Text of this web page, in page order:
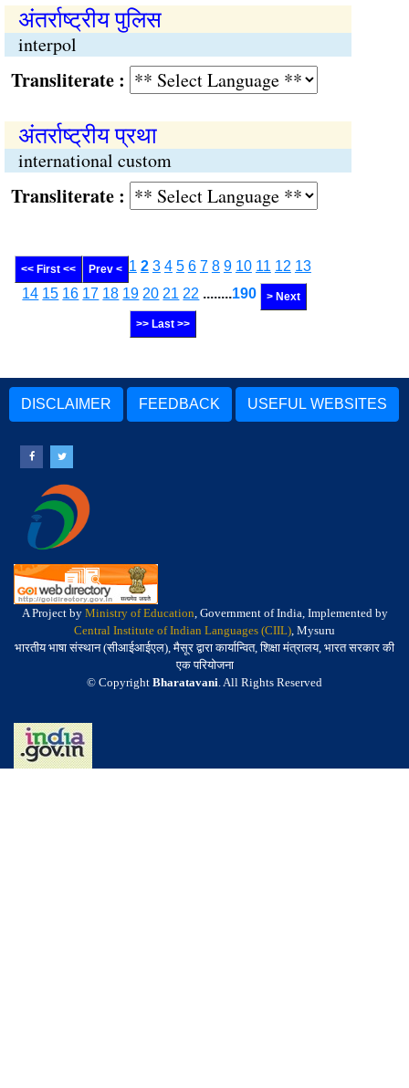
अंतर्राष्ट्रीय पुलिस
interpol
:
अंतर्राष्ट्रीय प्रथा
international custom
:
<< First << Prev < 1 2 3 4 5 6 7 8 9 10 11 12 13
14 15 16 17 18 19 20 21 22 ........190 > Next
>> Last >>
DISCLAIMER FEEDBACK USEFUL WEBSITES
A Project by Ministry of Education, Government of India, Implemented by
Central Institute of Indian Languages (CIIL), Mysuru
भारतीय भाषा संस्थान (सीआईआईएल), मैसूर द्वारा कार्यान्वित, शिक्षा मंत्रालय, भारत सरकार की
एक परियोजना
© Copyright Bharatavani. All Rights Reserved